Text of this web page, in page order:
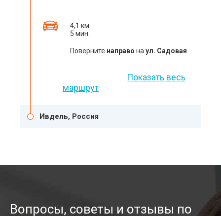
4,1 км
5 мин.
Поверните направо на ул. Садовая
Показать весь
маршрут
Ивдель, Россия
Вопросы, советы и отзывы по